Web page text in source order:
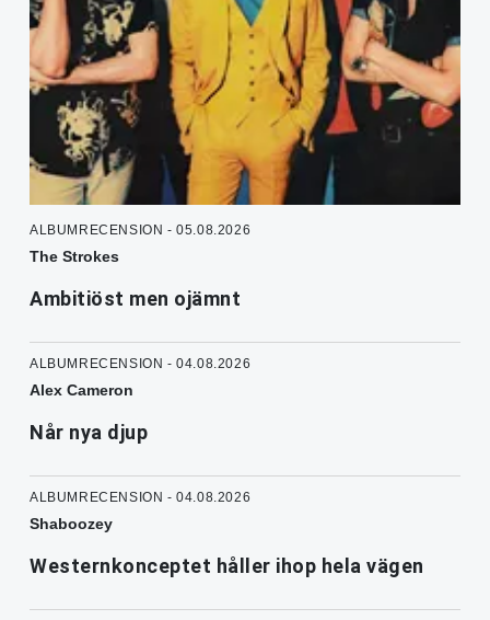
ALBUMRECENSION - 05.08.2026
The Strokes
Ambitiöst men ojämnt
ALBUMRECENSION - 04.08.2026
Alex Cameron
Når nya djup
ALBUMRECENSION - 04.08.2026
Shaboozey
Westernkonceptet håller ihop hela vägen